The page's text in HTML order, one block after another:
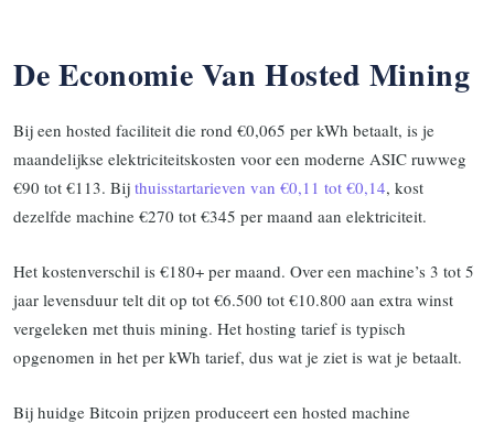
De Economie Van Hosted Mining
Bij een hosted faciliteit die rond €0,065 per kWh betaalt, is je
maandelijkse elektriciteitskosten voor een moderne ASIC ruwweg
€90 tot €113. Bij thuisstartarieven van €0,11 tot €0,14, kost
dezelfde machine €270 tot €345 per maand aan elektriciteit.
Het kostenverschil is €180+ per maand. Over een machine’s 3 tot 5
jaar levensduur telt dit op tot €6.500 tot €10.800 aan extra winst
vergeleken met thuis mining. Het hosting tarief is typisch
opgenomen in het per kWh tarief, dus wat je ziet is wat je betaalt.
Bij huidge Bitcoin prijzen produceert een hosted machine